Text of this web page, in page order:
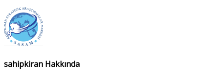
sahipkiran Hakkında